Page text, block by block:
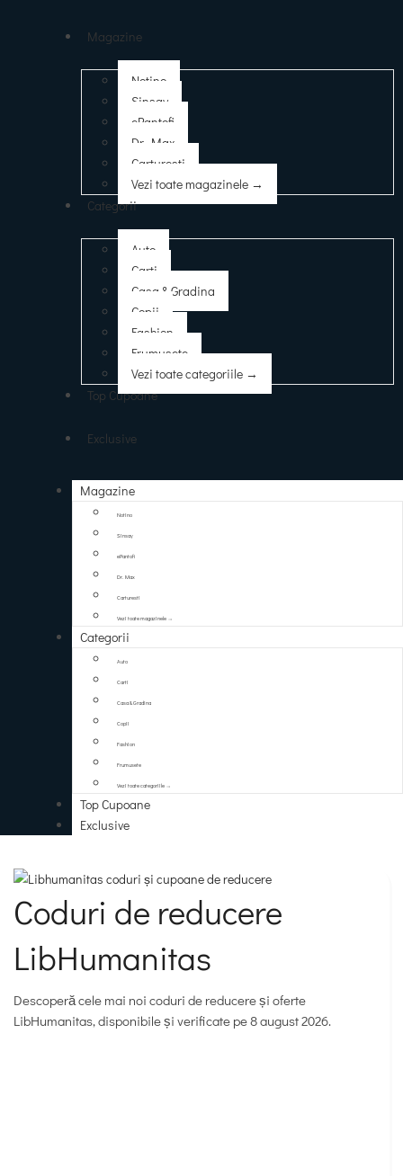
Magazine
Notino
Sinsay
ePantofi
Dr. Max
Carturesti
Vezi toate magazinele →
Categorii
Auto
Carti
Casa & Gradina
Copii
Fashion
Frumusete
Vezi toate categoriile →
Top Cupoane
Exclusive
Magazine
Notino
Sinsay
ePantofi
Dr. Max
Carturesti
Vezi toate magazinele →
Categorii
Auto
Carti
Casa & Gradina
Copii
Fashion
Frumusete
Vezi toate categoriile →
Top Cupoane
Exclusive
Coduri de reducere
LibHumanitas
Descoperă cele mai noi coduri de reducere și oferte
LibHumanitas, disponibile și verificate pe 8 august 2026.